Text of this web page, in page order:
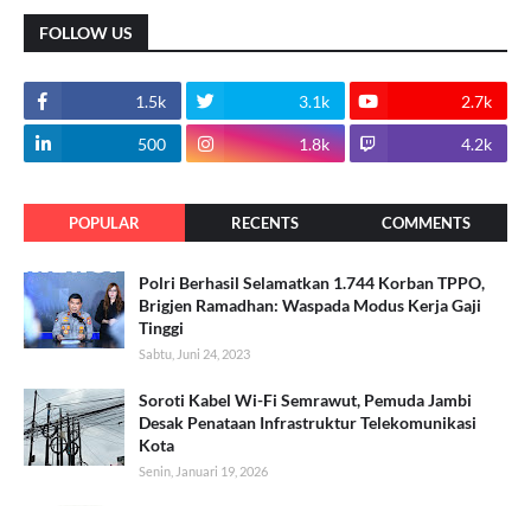
FOLLOW US
1.5k 3.1k 2.7k
500 1.8k 4.2k
POPULAR RECENTS COMMENTS
Polri Berhasil Selamatkan 1.744 Korban TPPO,
Brigjen Ramadhan: Waspada Modus Kerja Gaji
Tinggi
Sabtu, Juni 24, 2023
Soroti Kabel Wi-Fi Semrawut, Pemuda Jambi
Desak Penataan Infrastruktur Telekomunikasi
Kota
Senin, Januari 19, 2026